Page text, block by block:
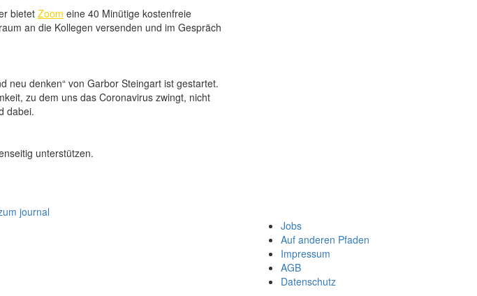
bietetZoom eine 40 Minütige kostenfreie
an die Kollegen versenden und im Gespräch
neu denken“ von Garbor Steingart ist gestartet.
zu dem uns das Coronavirus zwingt, nicht
dabei.
unterstützen.
journal
Jobs
Auf anderen Pfaden
Impressum
AGB
Datenschutz